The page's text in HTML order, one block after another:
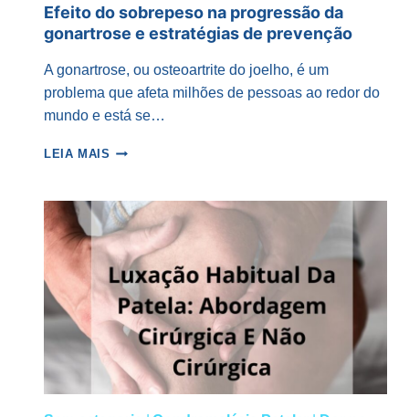
Efeito do sobrepeso na progressão da
gonartrose e estratégias de prevenção
A gonartrose, ou osteoartrite do joelho, é um
problema que afeta milhões de pessoas ao redor do
mundo e está se…
LEIA MAIS EFEITO
NA
PROGRESSÃO
DA
GONARTROSE
E
ESTRATÉGIAS
DE
PREVENÇÃO